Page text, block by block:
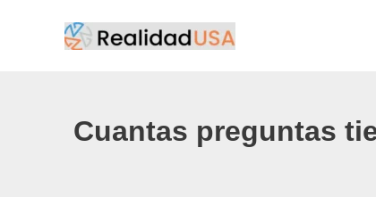
Cuantas preguntas